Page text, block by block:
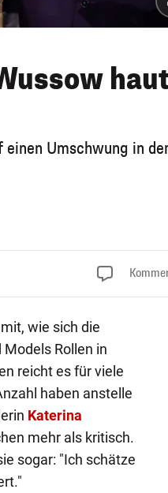
Umschwung in
wie sich die
Rollen in
reicht es für viele
haben anstelle
Katerina
mehr als kritisch.
sogar: "Ich schätze